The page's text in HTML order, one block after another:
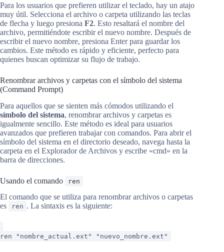
Para los usuarios que prefieren utilizar el teclado, hay un atajo
muy útil. Selecciona el archivo o carpeta utilizando las teclas
de flecha y luego presiona F2. Esto resaltará el nombre del
archivo, permitiéndote escribir el nuevo nombre. Después de
escribir el nuevo nombre, presiona Enter para guardar los
cambios. Este método es rápido y eficiente, perfecto para
quienes buscan optimizar su flujo de trabajo.
Renombrar archivos y carpetas con el símbolo del sistema
(Command Prompt)
Para aquellos que se sienten más cómodos utilizando el
símbolo del sistema, renombrar archivos y carpetas es
igualmente sencillo. Este método es ideal para usuarios
avanzados que prefieren trabajar con comandos. Para abrir el
símbolo del sistema en el directorio deseado, navega hasta la
carpeta en el Explorador de Archivos y escribe «cmd» en la
barra de direcciones.
Usando el comando ren
El comando que se utiliza para renombrar archivos o carpetas
es
ren . La sintaxis es la siguiente:
ren "nombre_actual.ext" "nuevo_nombre.ext"